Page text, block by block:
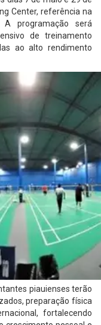
Center, referência na
programação será
de treinamento
ao alto rendimento
piauienses terão
preparação física
fortalecendo